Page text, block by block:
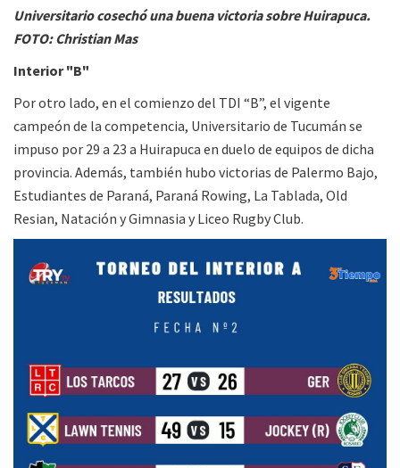
Universitario cosechó una buena victoria sobre Huirapuca.
FOTO: Christian Mas
Interior "B"
Por otro lado, en el comienzo del TDI “B”, el vigente
campeón de la competencia, Universitario de Tucumán se
impuso por 29 a 23 a Huirapuca en duelo de equipos de dicha
provincia. Además, también hubo victorias de Palermo Bajo,
Estudiantes de Paraná, Paraná Rowing, La Tablada, Old
Resian, Natación y Gimnasia y Liceo Rugby Club.